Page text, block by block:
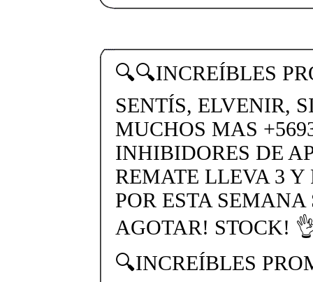
🔍🔍INCREÍBLES
SENTÍS, ELVENIR,
MUCHOS MAS
INHIBIDORES DE
REMATE LLEVA 3 Y
POR ESTA
AGOTAR! STOCK!
🔍INCREÍBLES